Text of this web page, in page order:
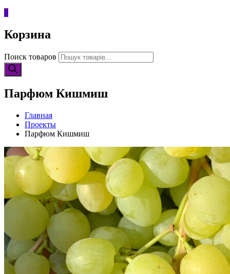
0
Корзина
Поиск товаров
Парфюм Кишмиш
Главная
Проекты
Парфюм Кишмиш